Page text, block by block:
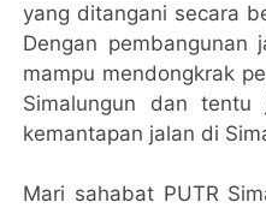
yang ditangani secara
Dengan pembangunan
mampu mendongkrak
Simalungun dan tentu
kemantapan jalan di
Mari sahabat PUTR